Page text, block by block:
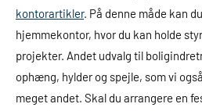
kontorartikler. På denne måde kan
hjemmekontor, hvor du kan holde
projekter. Andet udvalg til
ophæng, hylder og spejle, som vi
meget andet. Skal du arrangere en